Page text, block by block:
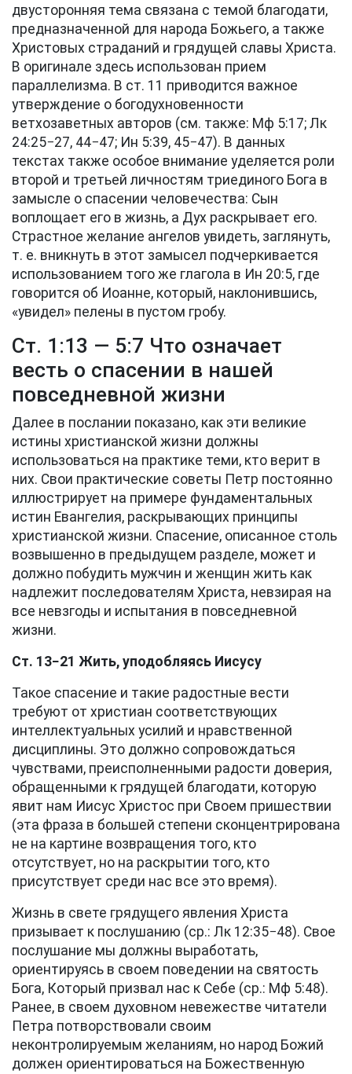
двусторонняя тема связана с темой благодати,
предназначенной для народа Божьего, а также
Христовых страданий и грядущей славы Христа.
В оригинале здесь использован прием
параллелизма. В ст. 11 приводится важное
утверждение о богодухновенности
ветхозаветных авторов (см. также: Мф 5:17; Лк
24:25−27, 44−47; Ин 5:39, 45−47). В данных
текстах также особое внимание уделяется роли
второй и третьей личностям триединого Бога в
замысле о спасении человечества: Сын
воплощает его в жизнь, а Дух раскрывает его.
Страстное желание ангелов увидеть, заглянуть,
т. е. вникнуть в этот замысел подчеркивается
использованием того же глагола в Ин 20:5, где
говорится об Иоанне, который, наклонившись,
«увидел» пелены в пустом гробу.
Ст. 1:13 — 5:7 Что означает
весть о спасении в нашей
повседневной жизни
Далее в послании показано, как эти великие
истины христианской жизни должны
использоваться на практике теми, кто верит в
них. Свои практические советы Петр постоянно
иллюстрирует на примере фундаментальных
истин Евангелия, раскрывающих принципы
христианской жизни. Спасение, описанное столь
возвышенно в предыдущем разделе, может и
должно побудить мужчин и женщин жить как
надлежит последователям Христа, невзирая на
все невзгоды и испытания в повседневной
жизни.
Ст. 13−21 Жить, уподобляясь Иисусу
Такое спасение и такие радостные вести
требуют от христиан соответствующих
интеллектуальных усилий и нравственной
дисциплины. Это должно сопровождаться
чувствами, преисполненными радости доверия,
обращенными к грядущей благодати, которую
явит нам Иисус Христос при Своем пришествии
(эта фраза в большей степени сконцентрирована
не на картине возвращения того, кто
отсутствует, но на раскрытии того, кто
присутствует среди нас все это время).
Жизнь в свете грядущего явления Христа
призывает к послушанию (ср.: Лк 12:35−48). Свое
послушание мы должны выработать,
ориентируясь в своем поведении на святость
Бога, Который призвал нас к Себе (ср.: Мф 5:48).
Ранее, в своем духовном невежестве читатели
Петра потворствовали своим
неконтролируемым желаниям, но народ Божий
должен ориентироваться на Божественную